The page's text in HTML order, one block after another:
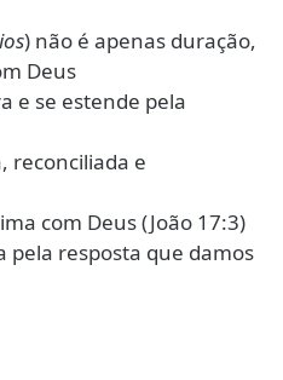
) não é apenas duração,
Deus
e se estende pela
reconciliada e
com Deus (João 17:3)
pela resposta que damos